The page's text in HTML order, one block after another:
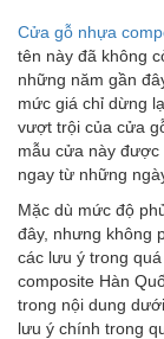
Cửa gỗ nhựa
tên này đã không
những năm gần
mức giá chỉ dừng
vượt trội của cửa
mẫu cửa này
ngay từ những
Mặc dù mức độ
đây, nhưng không
các lưu ý trong
composite Hàn
trong nội dung
lưu ý chính trong